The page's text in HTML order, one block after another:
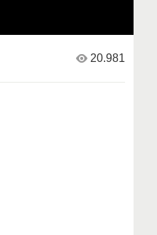
20.981